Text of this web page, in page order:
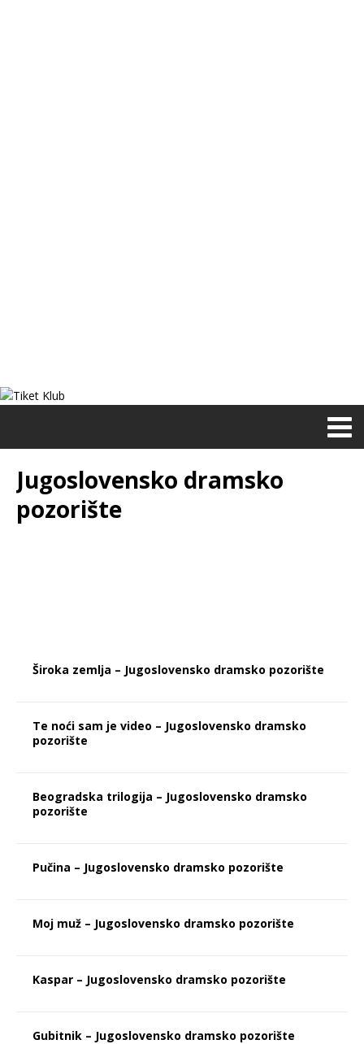
Jugoslovensko dramsko
pozorište
Široka zemlja – Jugoslovensko dramsko pozorište
Te noći sam je video – Jugoslovensko dramsko
pozorište
Beogradska trilogija – Jugoslovensko dramsko
pozorište
Pučina – Jugoslovensko dramsko pozorište
Moj muž – Jugoslovensko dramsko pozorište
Kaspar – Jugoslovensko dramsko pozorište
Gubitnik – Jugoslovensko dramsko pozorište